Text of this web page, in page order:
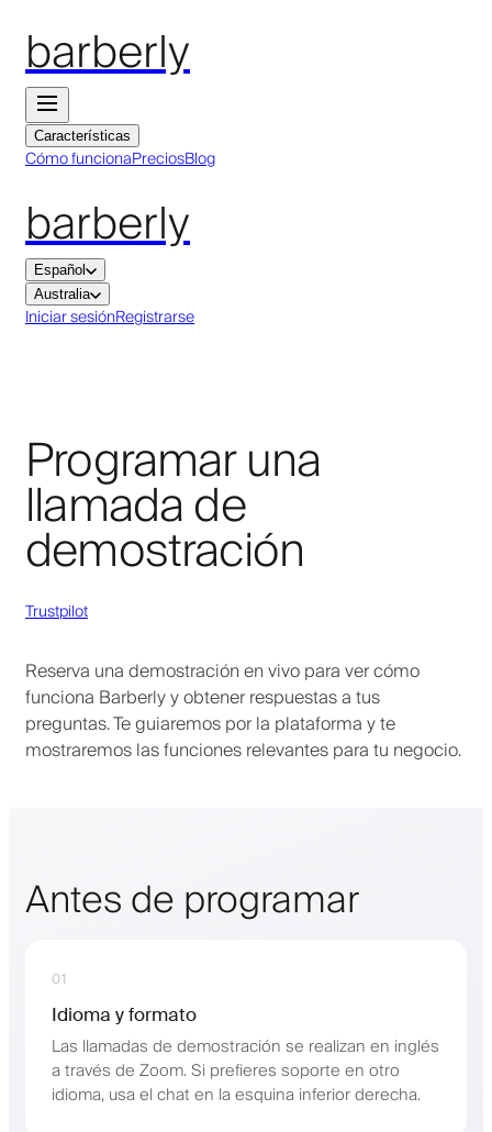
barberly
Características
Cómo funcionaPreciosBlog
barberly
Español
Australia
Iniciar sesiónRegistrarse
Programar una
llamada de
demostración
Trustpilot
Reserva una demostración en vivo para ver cómo
funciona Barberly y obtener respuestas a tus
preguntas. Te guiaremos por la plataforma y te
mostraremos las funciones relevantes para tu negocio.
Antes de programar
01
Idioma y formato
Las llamadas de demostración se realizan en inglés
a través de Zoom. Si prefieres soporte en otro
idioma, usa el chat en la esquina inferior derecha.